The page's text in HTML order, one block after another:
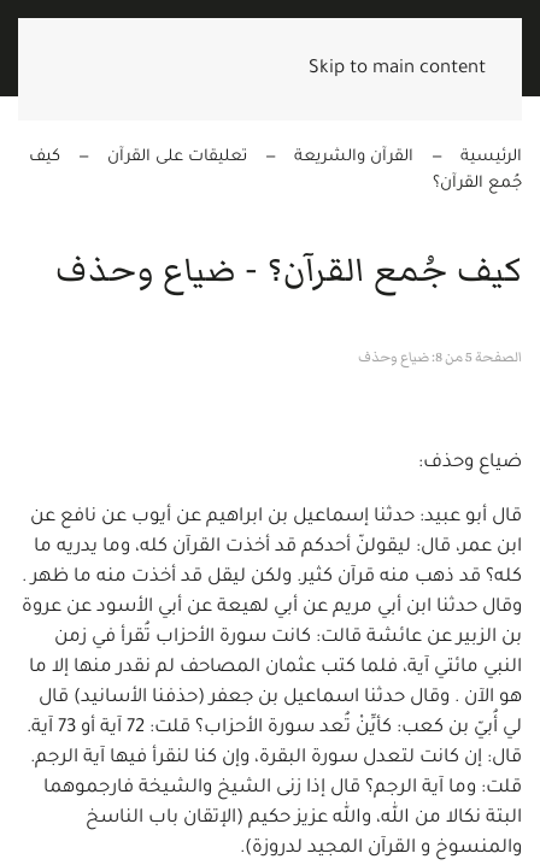
Skip to main content
الرئيسية القرآن والشريعة تعليقات على القرآن
كيف
جُمع القرآن؟
كيف جُمع القرآن؟ - ضياع وحذف
الصفحة 5 من 8: ضياع وحذف
ضياع وحذف:
قال أبو عبيد: حدثنا إسماعيل بن ابراهيم عن أيوب عن نافع عن
ابن عمر، قال: ليقولنّ أحدكم قد أخذت القرآن كله، وما يدريه ما
كله؟ قد ذهب منه قرآن كثير. ولكن ليقل قد أخذت منه ما ظهر .
وقال حدثنا ابن أبي مريم عن أبي لهيعة عن أبي الأسود عن عروة
بن الزبير عن عائشة قالت: كانت سورة الأحزاب تُقرأ في زمن
النبي مائتي آية، فلما كتب عثمان المصاحف لم نقدر منها إلا ما
هو الآن . وقال حدثنا اسماعيل بن جعفر (حذفنا الأسانيد) قال
لي أُبيّ بن كعب: كأيِّنْ تُعد سورة الأحزاب؟ قلت: 72 آية أو 73 آية.
قال: إن كانت لتعدل سورة البقرة، وإن كنا لنقرأ فيها آية الرجم.
قلت: وما آية الرجم؟ قال إذا زنى الشيخ والشيخة فارجموهما
البتة نكالا من الله، والله عزيز حكيم (الإتقان باب الناسخ
والمنسوخ و القرآن المجيد لدروزة).